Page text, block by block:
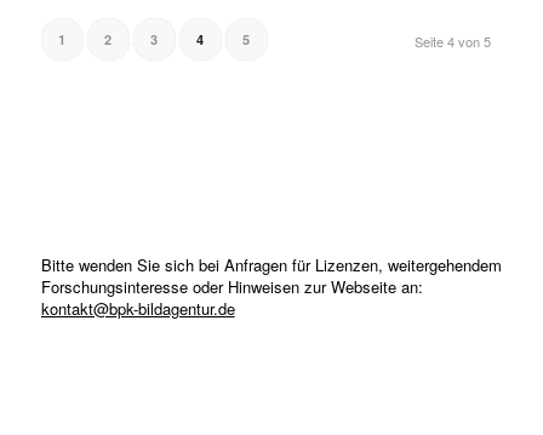
Seite 4 von 5
1 2 3 4 5
Bitte wenden Sie sich bei Anfragen für Lizenzen, weitergehendem
Forschungsinteresse oder Hinweisen zur Webseite an:
kontakt@bpk-bildagentur.de